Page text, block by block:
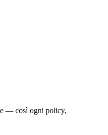
— così ogni policy,